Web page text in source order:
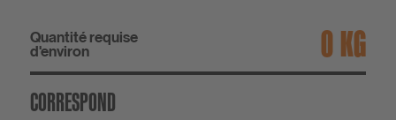
Quantité requise
d'environ KG
CORRESPOND